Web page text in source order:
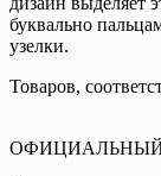
буквально
узелки.
Товаров,
ОФИЦИАЛЬНЫЙ